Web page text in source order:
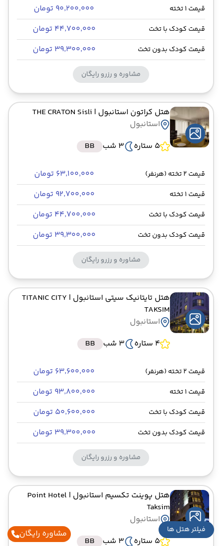
فیلتر هتل ها
قیمت 1 تخته ۹۰٬۲۰۰٬۰۰۰ تومان
قیمت کودک با تخت ۴۴٬۷۰۰٬۰۰۰ تومان
قیمت کودک بدون تخت ۳۹٬۳۰۰٬۰۰۰ تومان
مشاوره و رزرو رایگان
هتل کراتون استانبول | THE CRATON Sisli
استانبول
5 ستاره
3 شب BB
قیمت 2 تخته (هرنفر) ۶۳٬۱۰۰٬۰۰۰ تومان
قیمت 1 تخته ۹۲٬۷۰۰٬۰۰۰ تومان
قیمت کودک با تخت ۴۴٬۷۰۰٬۰۰۰ تومان
قیمت کودک بدون تخت ۳۹٬۳۰۰٬۰۰۰ تومان
مشاوره و رزرو رایگان
هتل تایتانیک سیتی استانبول | TITANIC CITY
TAKSIM
استانبول
4 ستاره
3 شب BB
قیمت 2 تخته (هرنفر) ۶۳٬۶۰۰٬۰۰۰ تومان
قیمت 1 تخته ۹۳٬۸۰۰٬۰۰۰ تومان
قیمت کودک با تخت ۵۰٬۶۰۰٬۰۰۰ تومان
قیمت کودک بدون تخت ۳۹٬۳۰۰٬۰۰۰ تومان
مشاوره و رزرو رایگان
هتل پوینت تکسیم استانبول | Point Hotel
Taksim
استانبول
5 ستاره
3 شب BB
مشاوره رایگان